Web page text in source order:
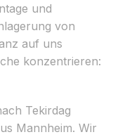
und
von
auf uns
konzentrieren:
Tekirdag
Mannheim. Wir